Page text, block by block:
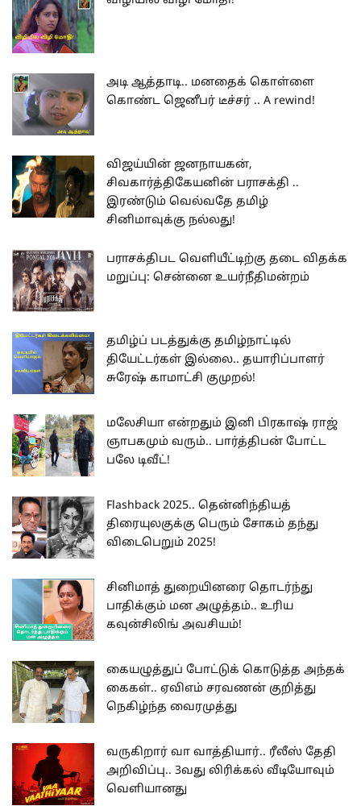
அடி ஆத்தாடி.. மனதைக் கொள்ளை
கொண்ட ஜெனீபர் டீச்சர் .. A rewind!
விஜய்யின் ஜனநாயகன்,
சிவகார்த்திகேயனின் பராசக்தி ..
இரண்டும் வெல்வதே தமிழ்
சினிமாவுக்கு நல்லது!
பராசக்திபட வெளியீட்டிற்கு தடை விதக்க
மறுப்பு: சென்னை உயர்நீதிமன்றம்
தமிழ்ப் படத்துக்கு தமிழ்நாட்டில்
தியேட்டர்கள் இல்லை.. தயாரிப்பாளர்
சுரேஷ் காமாட்சி குமுறல்!
மலேசியா என்றதும் இனி பிரகாஷ் ராஜ்
ஞாபகமும் வரும்.. பார்த்திபன் போட்ட
பலே டிவீட்!
Flashback 2025.. தென்னிந்தியத்
திரையுலகுக்கு பெரும் சோகம் தந்து
விடைபெறும் 2025!
சினிமாத் துறையினரை தொடர்ந்து
பாதிக்கும் மன அழுத்தம்.. உரிய
கவுன்சிலிங் அவசியம்!
கையழுத்துப் போட்டுக் கொடுத்த அந்தக்
கைகள்.. ஏவிஎம் சரவணன் குறித்து
நெகிழ்ந்த வைரமுத்து
வருகிறார் வா வாத்தியார்.. ரீலீஸ் தேதி
அறிவிப்பு.. 3வது லிரிக்கல் வீடியோவும்
வெளியானது